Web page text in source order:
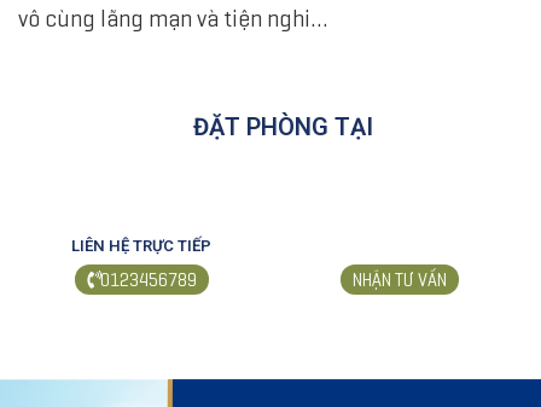
vô cùng lãng mạn và tiện nghi…
ĐẶT PHÒNG TẠI
LIÊN HỆ TRỰC TIẾP
0123456789 NHẬN TƯ VẤN